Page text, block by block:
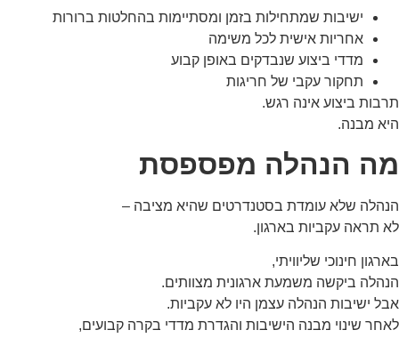
ישיבות שמתחילות בזמן ומסתיימות בהחלטות ברורות
אחריות אישית לכל משימה
מדדי ביצוע שנבדקים באופן קבוע
תחקור עקבי של חריגות
תרבות ביצוע אינה רגש.
היא מבנה.
מה הנהלה מפספסת
הנהלה שלא עומדת בסטנדרטים שהיא מציבה –
לא תראה עקביות בארגון.
בארגון חינוכי שליוויתי,
הנהלה ביקשה משמעת ארגונית מצוותים.
אבל ישיבות הנהלה עצמן היו לא עקביות.
לאחר שינוי מבנה הישיבות והגדרת מדדי בקרה קבועים,
חוויית
משתמש
כדי שהאתר
שלנו יעבוד
בצורה
ביקורך. אם
לקובצי
Cookie
אלו, חלק
באתר
עשויות
להיעלם.